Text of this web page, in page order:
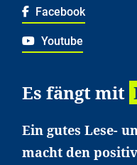
Facebook
Youtube
Es fängt mit
Ein gutes Lese-
macht den